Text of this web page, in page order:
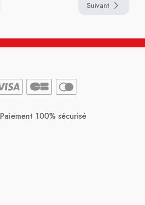
Suivant
Paiement 100% sécurisé